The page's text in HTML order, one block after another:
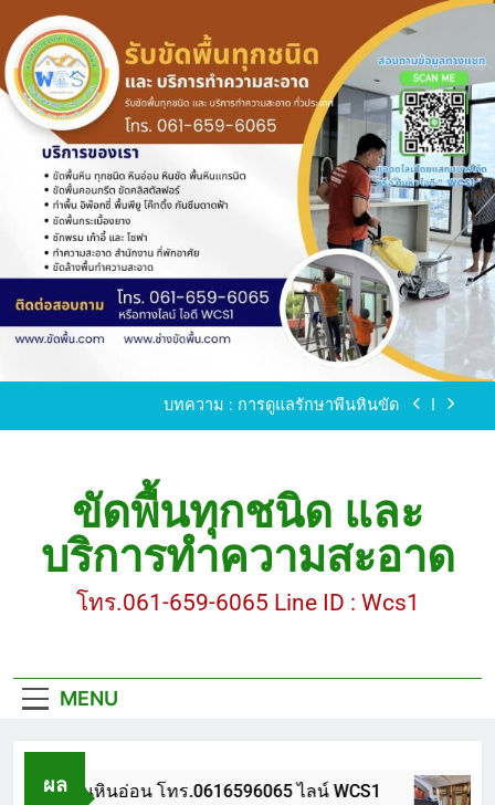
to
content
ขัดพื้นหินขัด อบต.แหลมบัวนครปฐม
ขัดพื้นหินอ่อน โทร.0616596065 ไลน์ WCS1
บทความ : การดูแลรักษาพื้นหินขัด
ขัดพื้นหินขัด อบต.แหลมบัวนครปฐม
ขัดพื้นหินอ่อน โทร.0616596065 ไลน์ WCS1
บทความ : การดูแลรักษาพื้นหินขัด
ขัดพื้นทุกชนิด และ
บริการทำความสะอาด
โทร.061-659-6065 Line ID : Wcs1
MENU
ผล
ขัดพื้นหินอ่อน โทร.0616596065 ไลน์ WCS1